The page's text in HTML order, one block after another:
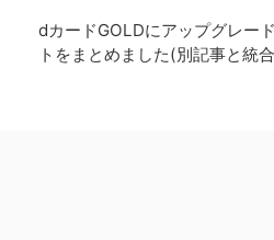
dカードGOLDにアップグレー
トをまとめました(別記事と統